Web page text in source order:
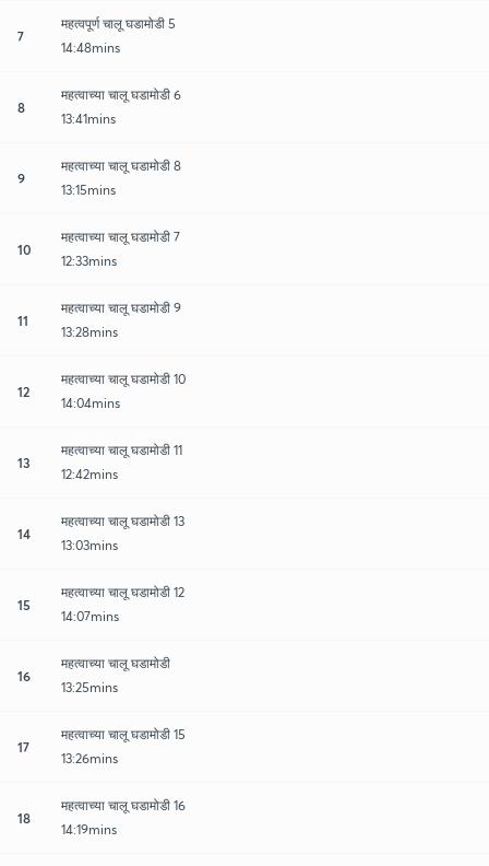
7
महत्वपूर्ण चालू घडामोडी 5
14:48mins
8
महत्वाच्या चालू घडामोडी 6
13:41mins
9
महत्वाच्या चालू घडामोडी 8
13:15mins
10
महत्वाच्या चालू घडामोडी 7
12:33mins
11
महत्वाच्या चालू घडामोडी 9
13:28mins
12
महत्वाच्या चालू घडामोडी 10
14:04mins
13
महत्वाच्या चालू घडामोडी 11
12:42mins
14
महत्वाच्या चालू घडामोडी 13
13:03mins
15
महत्वाच्या चालू घडामोडी 12
14:07mins
16
महत्वाच्या चालू घडामोडी
13:25mins
17
महत्वाच्या चालू घडामोडी 15
13:26mins
18
महत्वाच्या चालू घडामोडी 16
14:19mins